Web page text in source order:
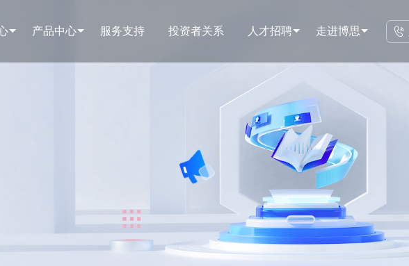
产品中心 服务支持 投资者关系 人才招聘 走进博思 